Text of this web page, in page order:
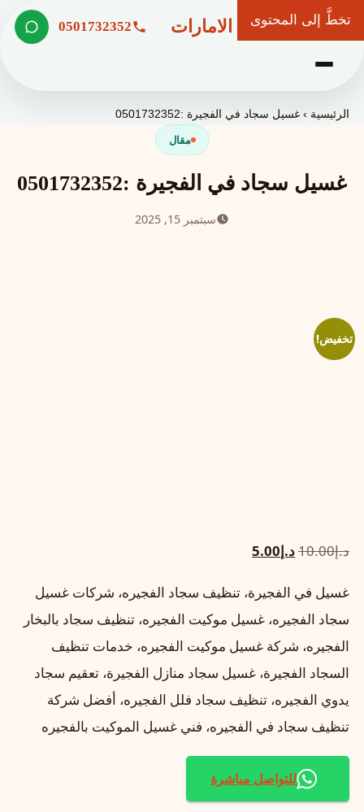
تخطَّ إلى المحتوى
شركة وعد الامارات 0501732352
الرئيسية ›غسيل سجاد في الفجيرة :0501732352
مقال
غسيل سجاد في الفجيرة :0501732352
سبتمبر 15, 2025
تخفيض!
د.إ10.00السعر
هو:
د.إ10.00.
د.إ5.00السعر
هو:
د.إ5.00.
غسيل في الفجيرة، تنظيف سجاد الفجيره، شركات غسيل
سجاد الفجيره، غسيل موكيت الفجيره، تنظيف سجاد بالبخار
الفجيره، شركة غسيل موكيت الفجيره، خدمات تنظيف
السجاد الفجيرة، غسيل سجاد منازل الفجيرة، تعقيم سجاد
يدوي الفجيره، تنظيف سجاد فلل الفجيره، أفضل شركة
تنظيف سجاد في الفجيره، فني غسيل الموكيت بالفجيره
للتواصل مباشرة